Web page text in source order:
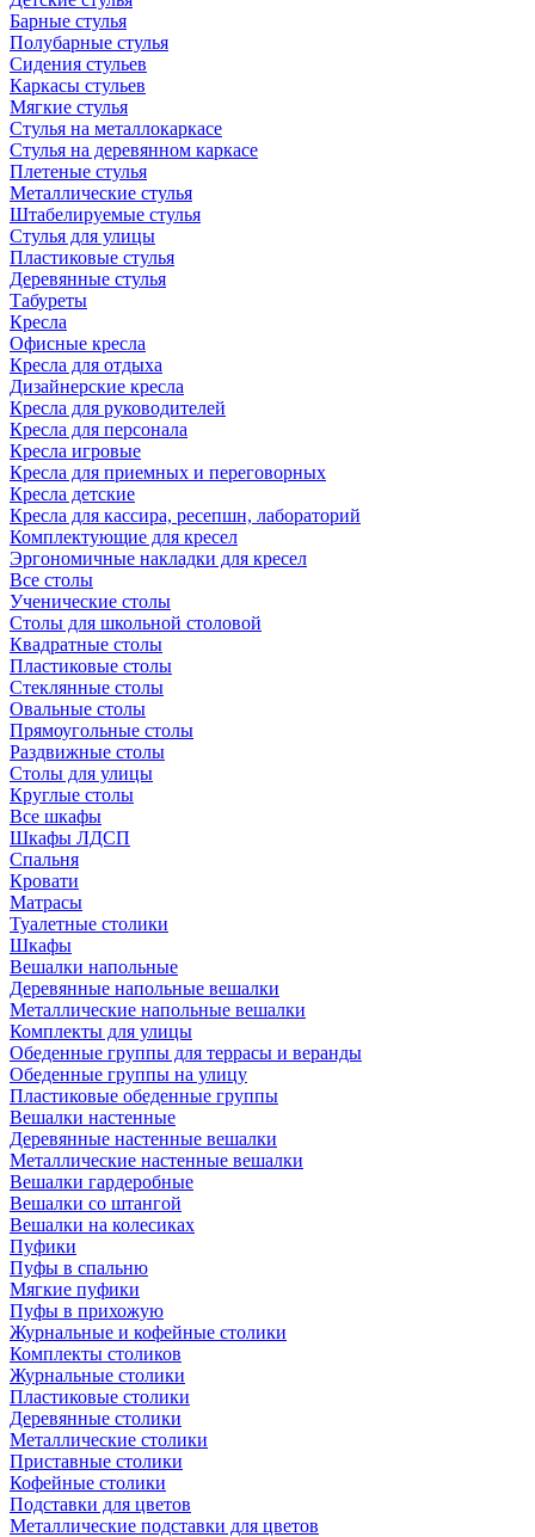
Барные стулья
Полубарные стулья
Сидения стульев
Каркасы стульев
Мягкие стулья
Стулья на металлокаркасе
Стулья на деревянном каркасе
Плетеные стулья
Металлические стулья
Штабелируемые стулья
Стулья для улицы
Пластиковые стулья
Деревянные стулья
Табуреты
Кресла
Офисные кресла
Кресла для отдыха
Дизайнерские кресла
Кресла для руководителей
Кресла для персонала
Кресла игровые
Кресла для приемных и переговорных
Кресла детские
Кресла для кассира, ресепшн, лабораторий
Комплектующие для кресел
Эргономичные накладки для кресел
Все столы
Ученические столы
Столы для школьной столовой
Квадратные столы
Пластиковые столы
Стеклянные столы
Овальные столы
Прямоугольные столы
Раздвижные столы
Столы для улицы
Круглые столы
Все шкафы
Шкафы ЛДСП
Спальня
Кровати
Матрасы
Туалетные столики
Шкафы
Вешалки напольные
Деревянные напольные вешалки
Металлические напольные вешалки
Комплекты для улицы
Обеденные группы для террасы и веранды
Обеденные группы на улицу
Пластиковые обеденные группы
Вешалки настенные
Деревянные настенные вешалки
Металлические настенные вешалки
Вешалки гардеробные
Вешалки со штангой
Вешалки на колесиках
Пуфики
Пуфы в спальню
Мягкие пуфики
Пуфы в прихожую
Журнальные и кофейные столики
Комплекты столиков
Журнальные столики
Пластиковые столики
Деревянные столики
Металлические столики
Приставные столики
Кофейные столики
Подставки для цветов
Металлические подставки для цветов